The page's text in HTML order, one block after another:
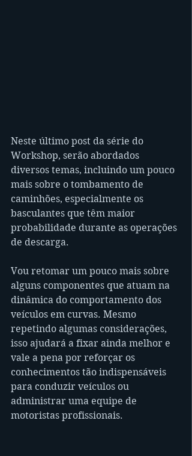
Neste último post da série do
Workshop, serão abordados
diversos temas, incluindo um pouco
mais sobre o tombamento de
caminhões, especialmente os
basculantes que têm maior
probabilidade durante as operações
de descarga.
Vou retomar um pouco mais sobre
alguns componentes que atuam na
dinâmica do comportamento dos
veículos em curvas. Mesmo
repetindo algumas considerações,
isso ajudará a fixar ainda melhor e
vale a pena por reforçar os
conhecimentos tão indispensáveis
para conduzir veículos ou
administrar uma equipe de
motoristas profissionais.